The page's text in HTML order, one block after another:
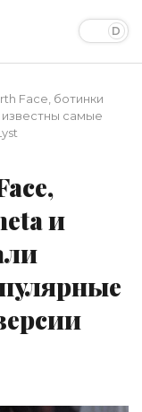
Face, ботинки
самые
и